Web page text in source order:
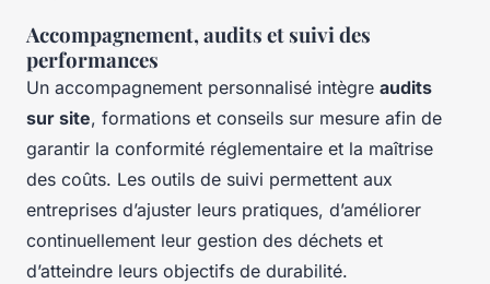
Accompagnement, audits et suivi des
performances
Un accompagnement personnalisé intègre audits
sur site, formations et conseils sur mesure afin de
garantir la conformité réglementaire et la maîtrise
des coûts. Les outils de suivi permettent aux
entreprises d’ajuster leurs pratiques, d’améliorer
continuellement leur gestion des déchets et
d’atteindre leurs objectifs de durabilité.